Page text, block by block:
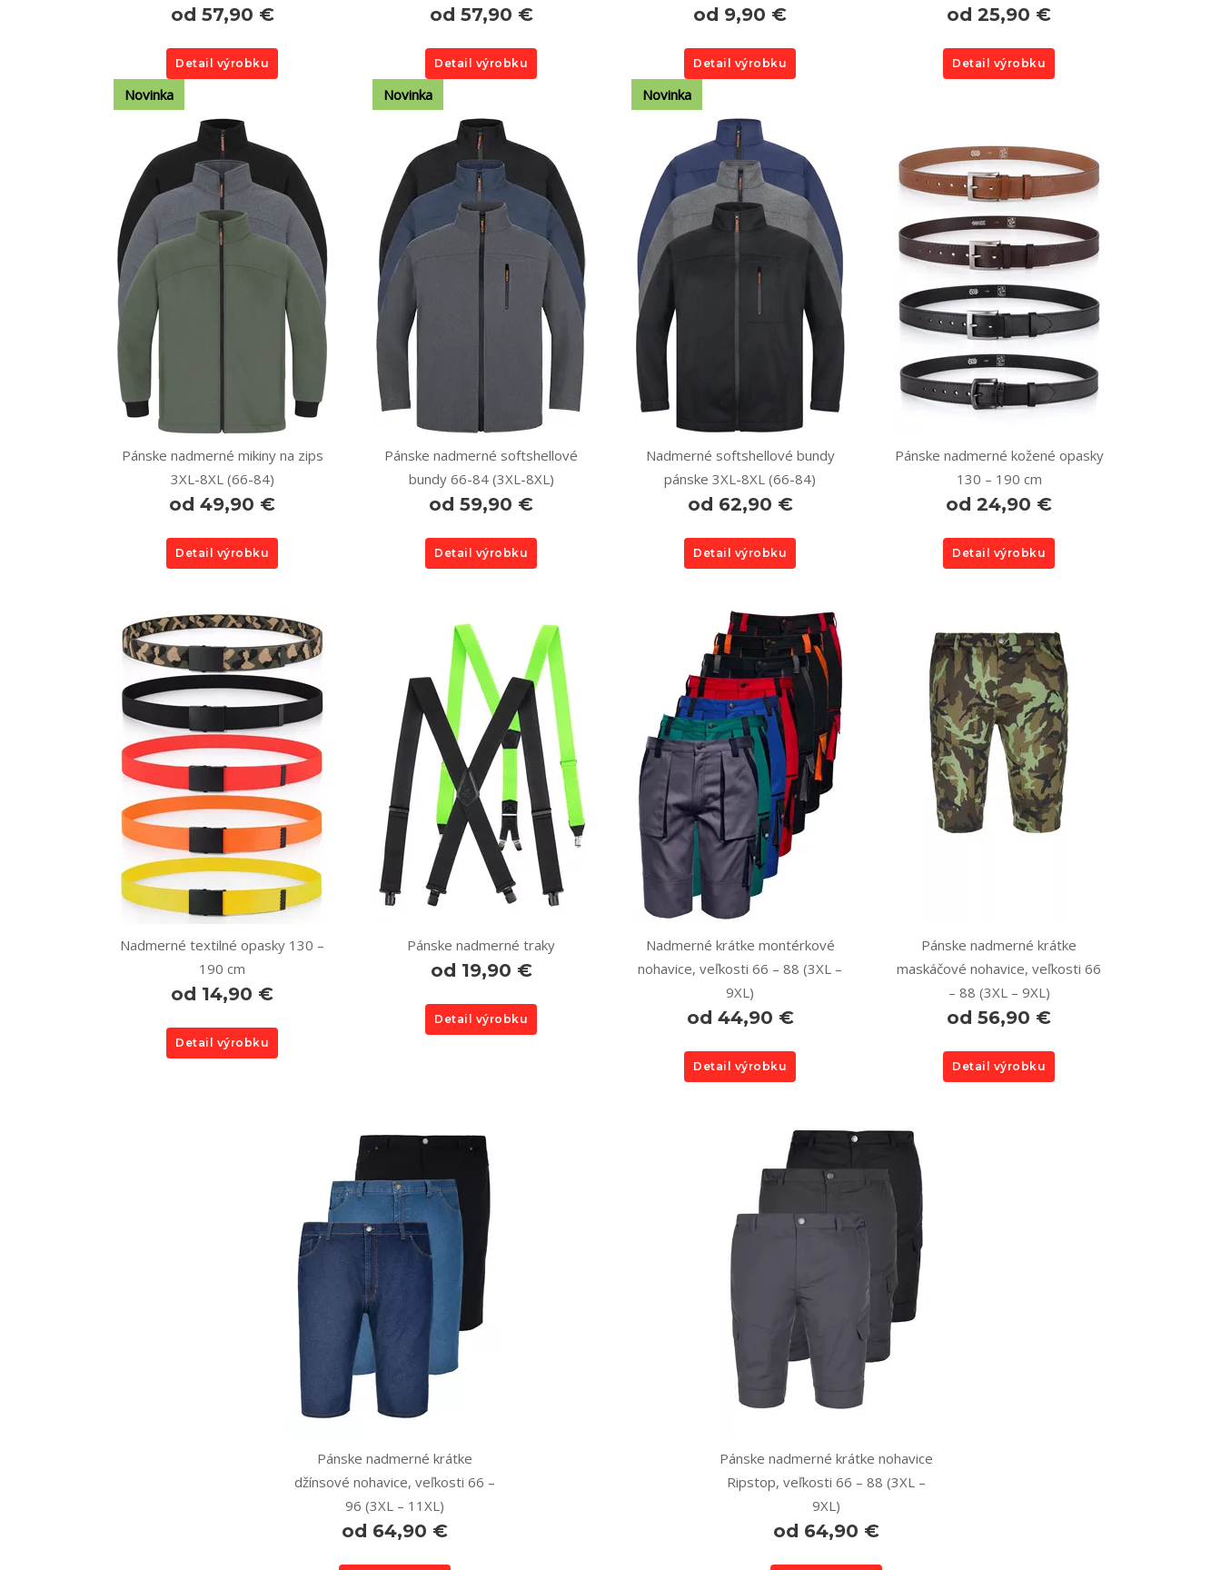
od 57,90 €
Detail výrobku
od 57,90 €
Detail výrobku
od 9,90 €
Detail výrobku
od 25,90 €
Detail výrobku
Novinka
Pánske nadmerné mikiny na zips
3XL-8XL (66-84)
od 49,90 €
Detail výrobku
Novinka
Pánske nadmerné softshellové
bundy 66-84 (3XL-8XL)
od 59,90 €
Detail výrobku
Novinka
Nadmerné softshellové bundy
pánske 3XL-8XL (66-84)
od 62,90 €
Detail výrobku
Pánske nadmerné kožené opasky
130 – 190 cm
od 24,90 €
Detail výrobku
Nadmerné textilné opasky 130 –
190 cm
od 14,90 €
Detail výrobku
Pánske nadmerné traky
od 19,90 €
Detail výrobku
Nadmerné krátke montérkové
nohavice, veľkosti 66 – 88 (3XL –
9XL)
od 44,90 €
Detail výrobku
Pánske nadmerné krátke
maskáčové nohavice, veľkosti 66
– 88 (3XL – 9XL)
od 56,90 €
Detail výrobku
Pánske nadmerné krátke
džínsové nohavice, veľkosti 66 –
96 (3XL – 11XL)
od 64,90 €
Pánske nadmerné krátke nohavice
Ripstop, veľkosti 66 – 88 (3XL –
9XL)
od 64,90 €